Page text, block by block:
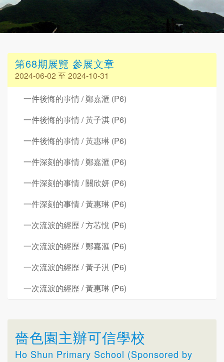
第68期展覽 參展文章
2024-06-02 至 2024-10-31
一件後悔的事情 / 鄭嘉滙 (P6)
一件後悔的事情 / 黃子淇 (P6)
一件後悔的事情 / 黃惠琳 (P6)
一件深刻的事情 / 鄭嘉滙 (P6)
一件深刻的事情 / 關欣妍 (P6)
一件深刻的事情 / 黃惠琳 (P6)
一次流淚的經歷 / 方芯悅 (P6)
一次流淚的經歷 / 鄭嘉滙 (P6)
一次流淚的經歷 / 黃子淇 (P6)
一次流淚的經歷 / 黃惠琳 (P6)
嗇色園主辦可信學校
Ho Shun Primary School (Sponsored by